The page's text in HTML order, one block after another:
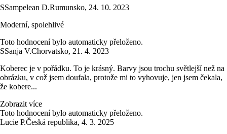
SSampelean D.Rumunsko, 24. 10. 2023
Moderní, spolehlivé
Toto hodnocení bylo automaticky přeloženo.
SSanja V.Chorvatsko, 21. 4. 2023
Koberec je v pořádku. To je krásný. Barvy jsou trochu světlejší než na
obrázku, v což jsem doufala, protože mi to vyhovuje, jen jsem čekala,
že kobere...
Zobrazit více
Toto hodnocení bylo automaticky přeloženo.
Lucie P.Česká republika, 4. 3. 2025